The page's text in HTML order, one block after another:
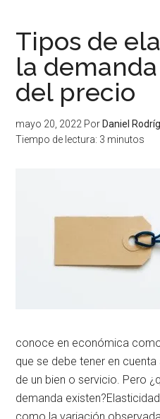
Tipos de
la
del precio
mayo 20, 2022 Por Daniel
Tiempo de lectura: 3 minutos
conoce en económica
que se debe tener en
de un bien o servicio. Pero
demanda